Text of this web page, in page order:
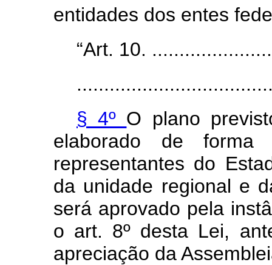
entidades dos entes
“Art. 10.
§ 4º O plano
elaborado de forma
representantes do
da unidade regional e
será aprovado pela
o art. 8º desta Lei,
apreciação da